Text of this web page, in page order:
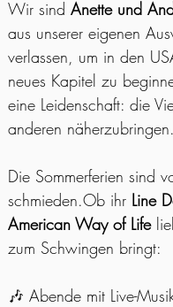
Wir sind Anette und
aus unserer eigenen
verlassen, um in den
neues Kapitel zu
eine Leidenschaft: die
anderen näherzubringen.
Die Sommerferien sind
schmieden.Ob ihr Line
American Way of Life
zum Schwingen bringt:
🎶 Abende mit Live-